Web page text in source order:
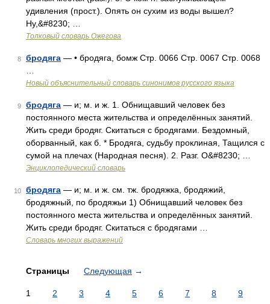
удивления (прост.). Опять он сухим из воды вышел?
Ну,&#8230; …
Толковый словарь Ожегова
8 бродяга — • бродяга, бомж Стр. 0066 Стр. 0067 Стр. 0068
Новый объяснительный словарь синонимов русского языка
9 бродяга — и; м. и ж. 1. Обнищавший человек без
постоянного места жительства и определённых занятий.
Жить среди бродяг. Скитаться с бродягами. Бездомный,
оборванный, как б. * Бродяга, судьбу проклиная, Тащился с
сумой на плечах (Народная песня). 2. Разг. О&#8230; …
Энциклопедический словарь
10 бродяга — и; м. и ж. см. тж. бродяжка, бродяжий,
бродяжный, по бродяжьи 1) Обнищавший человек без
постоянного места жительства и определённых занятий.
Жить среди бродяг. Скитаться с бродягами …
Словарь многих выражений
Страницы Следующая →
1 2 3 4 5 6 7 8
9